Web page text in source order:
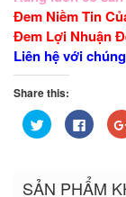
Đem Niềm Tin
Đem Lợi Nhuận
Liên hệ với
Share this:
Bấm
để
(Opens
Nhấn
vào
(Opens
SẢN PHẨM